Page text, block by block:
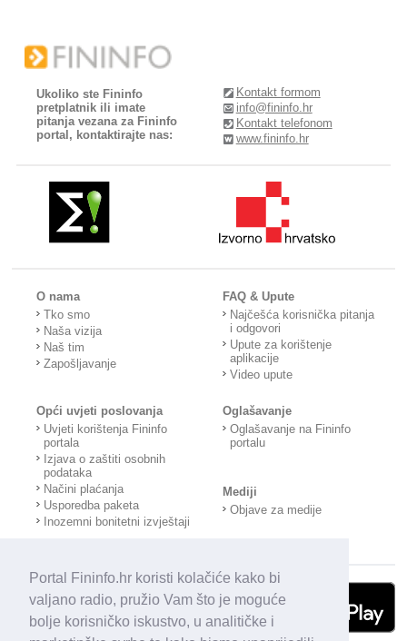
Portal Fininfo.hr koristi kolačiće kako bi
valjano radio, pružio Vam što je moguće
bolje korisničko iskustvo, u analitičke i
Ukoliko ste Fininfo
pretplatnik ili imate
pitanja vezana za Fininfo
portal, kontaktirajte nas:
Kontakt formom
info@fininfo.hr
Kontakt telefonom
www.fininfo.hr
O nama
Tko smo
Naša vizija
Naš tim
Zapošljavanje
FAQ & Upute
Najčešća korisnička pitanja
i odgovori
Upute za korištenje
aplikacije
Video upute
Opći uvjeti poslovanja
Uvjeti korištenja Fininfo
portala
Izjava o zaštiti osobnih
podataka
Načini plaćanja
Usporedba paketa
Inozemni bonitetni izvještaji
Oglašavanje
Oglašavanje na Fininfo
portalu
Mediji
Objave za medije